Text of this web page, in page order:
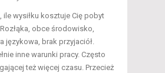
ile wysiłku kosztuje Cię pobyt
obce środowisko,
językowa, brak przyjaciół.
inne warunki pracy. Często
też więcej czasu. Przecież